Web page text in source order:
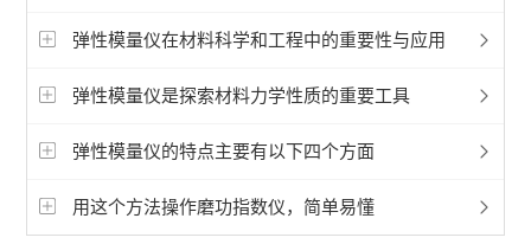
超临界相态可视化测定仪
磨功指数仪
激光粒度分布仪
弹性模量仪在材料科学和工程中的重要性与应用
弹性模量仪是探索材料力学性质的重要工具
弹性模量仪的特点主要有以下四个方面
用这个方法操作磨功指数仪，简单易懂